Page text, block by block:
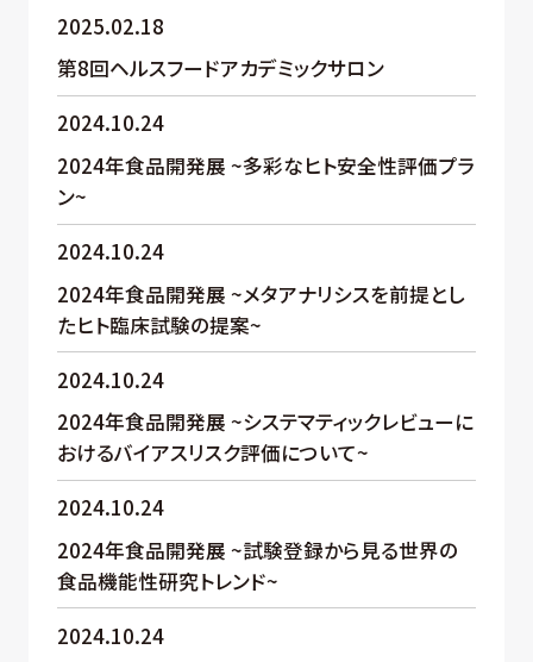
2025.02.18
第8回ヘルスフードアカデミックサロン
2024.10.24
2024年食品開発展 ~多彩なヒト安全性評価プラ
ン~
2024.10.24
2024年食品開発展 ~メタアナリシスを前提とし
たヒト臨床試験の提案~
2024.10.24
2024年食品開発展 ~システマティックレビューに
おけるバイアスリスク評価について~
2024.10.24
2024年食品開発展 ~試験登録から見る世界の
食品機能性研究トレンド~
2024.10.24